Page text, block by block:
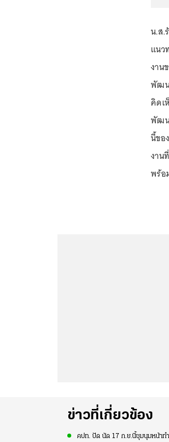
น.ส.
แนว
งาน
พัฒน
คิดเ
พัฒน
นี้ขอ
งาน
พร้อ
ข่าวที่เกี่ยวข้อง
คปท. ปัด นัด 17 ก.ย.นี้ชุมนุมหน้าท